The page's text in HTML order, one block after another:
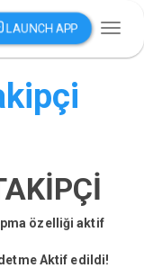
LAUNCH APP
özelliği aktif
Aktif edildi!